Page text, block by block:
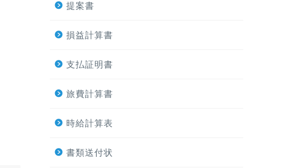
提案書
損益計算書
支払証明書
旅費計算書
時給計算表
書類送付状